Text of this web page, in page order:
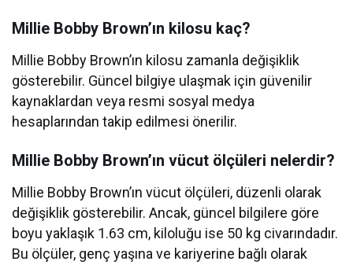
Millie Bobby Brown’ın kilosu kaç?
Millie Bobby Brown’ın kilosu zamanla değişiklik
gösterebilir. Güncel bilgiye ulaşmak için güvenilir
kaynaklardan veya resmi sosyal medya
hesaplarından takip edilmesi önerilir.
Millie Bobby Brown’ın vücut ölçüleri nelerdir?
Millie Bobby Brown’ın vücut ölçüleri, düzenli olarak
değişiklik gösterebilir. Ancak, güncel bilgilere göre
boyu yaklaşık 1.63 cm, kiloluğu ise 50 kg civarındadır.
Bu ölçüler, genç yaşına ve kariyerine bağlı olarak